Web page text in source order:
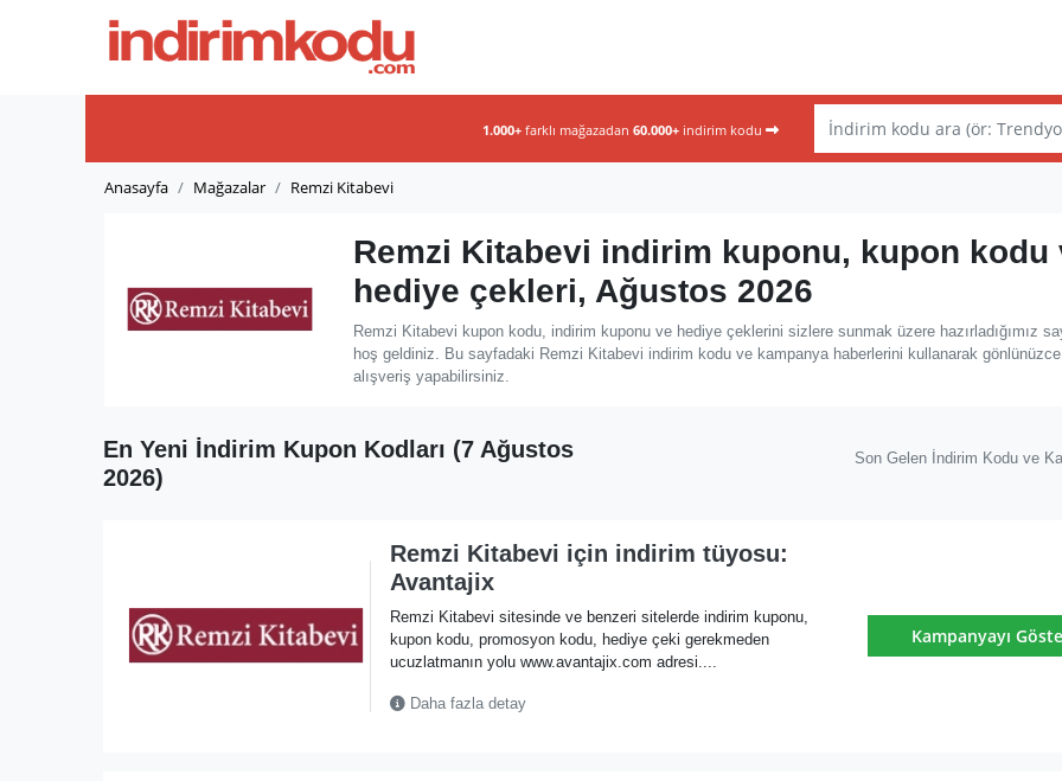
1.000+ farklı mağazadan 60.000+ indirim kodu
Anasayfa Mağazalar Remzi Kitabevi
Remzi Kitabevi indirim kuponu, kupon kodu
hediye çekleri, Ağustos 2026
Remzi Kitabevi kupon kodu, indirim kuponu ve hediye çeklerini sizlere sunmak üzere hazırladığımız
hoş geldiniz. Bu sayfadaki Remzi Kitabevi indirim kodu ve kampanya haberlerini kullanarak
alışveriş yapabilirsiniz.
En Yeni İndirim Kupon Kodları (7 Ağustos
2026)
Son Gelen İndirim Kodu ve
Remzi Kitabevi için indirim tüyosu:
Avantajix
Remzi Kitabevi sitesinde ve benzeri sitelerde indirim kuponu,
kupon kodu, promosyon kodu, hediye çeki gerekmeden
ucuzlatmanın yolu www.avantajix.com adresi....
Daha fazla detay
Kampanyayı